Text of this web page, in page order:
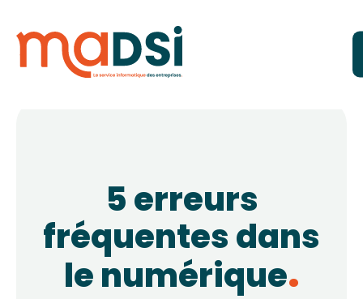
5 erreurs
fréquentes dans
le numérique